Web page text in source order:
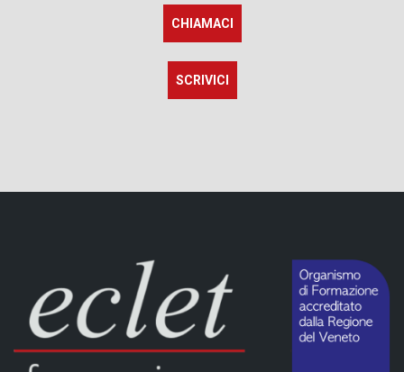
CHIAMACI
SCRIVICI